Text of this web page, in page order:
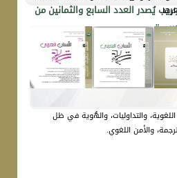
يُصدر العدد السابع والثمانين من
التابع للمنظمة العربية للتربية
العدد السابعَ والثمانين من مجلة
بين دفتيه باقة علمية ثرية من الدراسات
والتداوليات، والهُوية في ظل
والأمن اللغوي.